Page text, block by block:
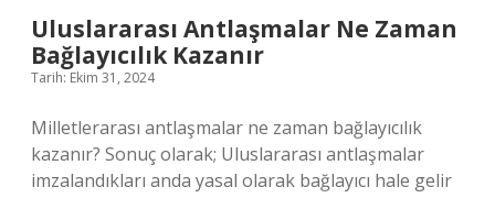
Uluslararası Antlaşmalar Ne Zaman
Bağlayıcılık Kazanır
Tarih: Ekim 31, 2024
Milletlerarası antlaşmalar ne zaman bağlayıcılık
kazanır? Sonuç olarak; Uluslararası antlaşmalar
imzalandıkları anda yasal olarak bağlayıcı hale gelir